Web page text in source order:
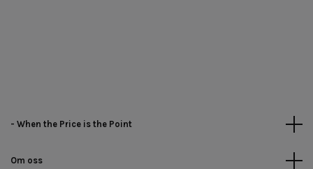
- When the Price is the Point
Om oss